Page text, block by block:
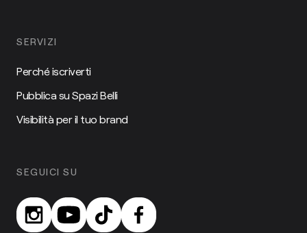
SERVIZI
Perché iscriverti
Pubblica su Spazi Belli
Visibilità per il tuo brand
SEGUICI SU